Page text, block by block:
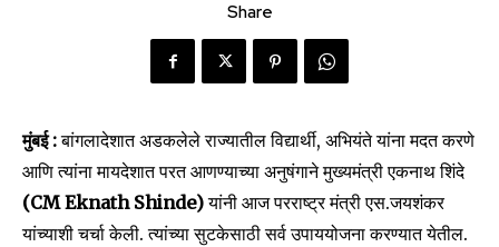
Share
मुंबई :बांगलादेशात अडकलेले राज्यातील विद्यार्थी, अभियंते यांना मदत करणे
आणि त्यांना मायदेशात परत आणण्याच्या अनुषंगाने मुख्यमंत्री एकनाथ शिंदे
(CM Eknath Shinde)यांनी आज परराष्ट्र मंत्री एस.जयशंकर
यांच्याशी चर्चा केली. त्यांच्या सुटकेसाठी सर्व उपाययोजना करण्यात येतील.